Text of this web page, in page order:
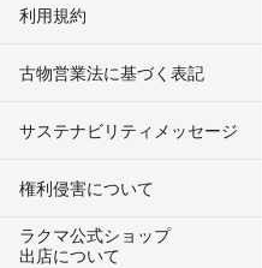
利用規約
古物営業法に基づく表記
サステナビリティメッセージ
権利侵害について
ラクマ公式ショップ
出店について